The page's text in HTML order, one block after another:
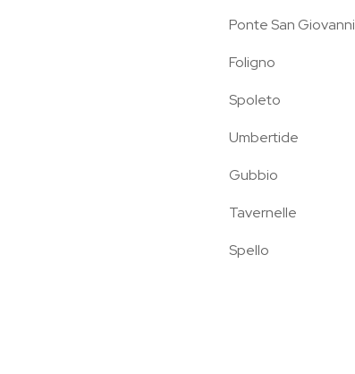
Ponte San Giovanni
Foligno
Spoleto
Umbertide
Gubbio
Tavernelle
Spello